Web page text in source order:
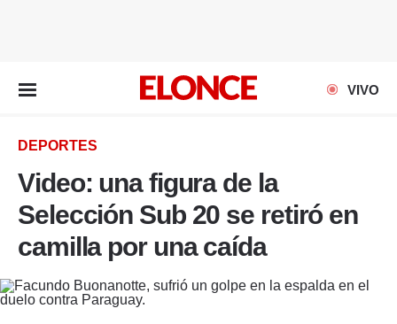
VIVO
DEPORTES
Video: una figura de la
Selección Sub 20 se retiró en
camilla por una caída